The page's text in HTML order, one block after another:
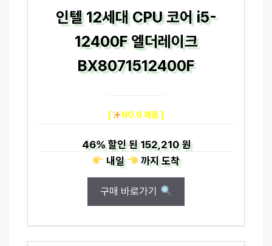
인텔 12세대 CPU 코어 i5-
12400F 엘더레이크
BX8071512400F
[ NO.9 제품 ]
46%할인 된152,210 원
내일
까지도착
구매 바로가기